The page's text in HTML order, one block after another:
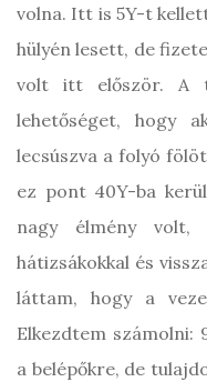
volna. Itt is 5Y-t
hülyén lesett, de
volt itt először. A
lehetőséget, hogy
lecsúszva a folyó
ez pont 40Y-ba
nagy élmény volt,
hátizsákokkal és
láttam, hogy a
Elkezdtem számolni:
a belépőkre, de